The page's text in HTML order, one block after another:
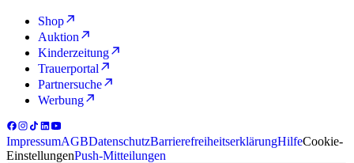
Shop
Auktion
Kinderzeitung
Trauerportal
Partnersuche
Werbung
ImpressumAGBDatenschutzBarrierefreiheitserklärungHilfeCookie-
EinstellungenPush-Mitteilungen